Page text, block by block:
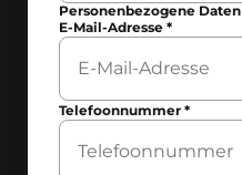
Personenbezogene Daten
E-Mail-Adresse*
Telefoonnummer*